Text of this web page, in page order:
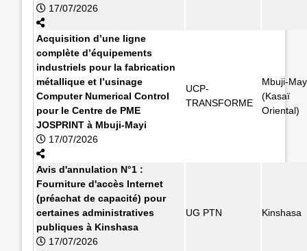
17/07/2026
Acquisition d’une ligne
complète d’équipements
industriels pour la fabrication
métallique et l’usinage
Computer Numerical Control
pour le Centre de PME
JOSPRINT à Mbuji-Mayi
17/07/2026
UCP-
TRANSFORME
Mbuji-
(Kasaï
Oriental)
Avis d'annulation N°1 :
Fourniture d'accès Internet
(préachat de capacité) pour
certaines administratives
publiques à Kinshasa
17/07/2026
UG PTN Kinshasa